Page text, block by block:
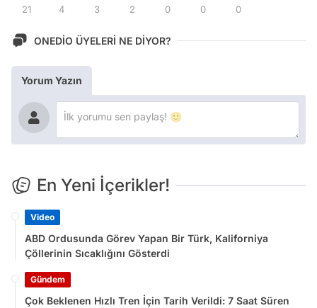
21 4 3 2 0 0 0
ONEDİO ÜYELERİ NE DİYOR?
Yorum Yazın
En Yeni İçerikler!
Video
ABD Ordusunda Görev Yapan Bir Türk, Kaliforniya
Çöllerinin Sıcaklığını Gösterdi
Gündem
Çok Beklenen Hızlı Tren İçin Tarih Verildi: 7 Saat Süren